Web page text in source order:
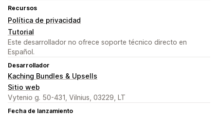
Recursos
Política de privacidad
Tutorial
Este desarrollador no ofrece soporte técnico directo en
Español.
Desarrollador
Kaching Bundles & Upsells
Sitio web
Vytenio g. 50-431, Vilnius, 03229, LT
Fecha de lanzamiento